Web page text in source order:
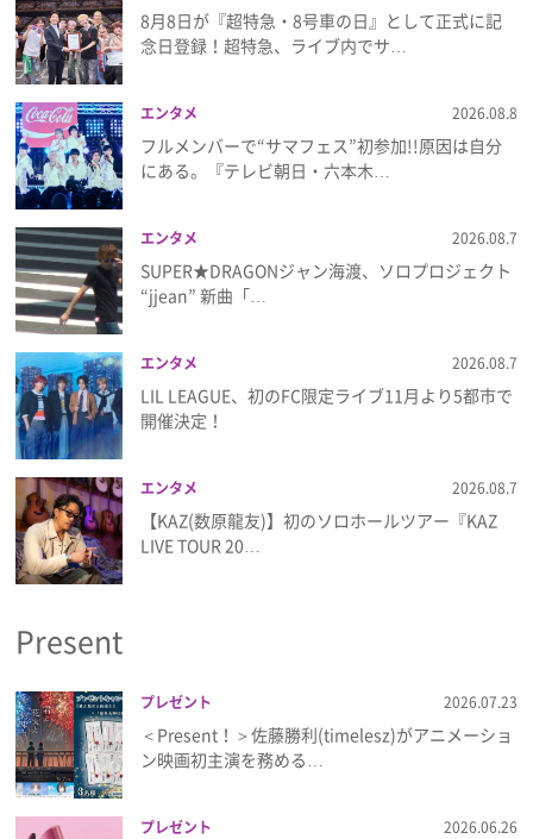
8月8日が『超特急・8号車の日』として正式に記
念日登録！超特急、ライブ内でサ…
エンタメ 2026.08.8
フルメンバーで“サマフェス”初参加!!原因は自分
にある。『テレビ朝日・六本木…
エンタメ 2026.08.7
SUPER★DRAGONジャン海渡、ソロプロジェクト
“jjean” 新曲「…
エンタメ 2026.08.7
LIL LEAGUE、初のFC限定ライブ11月より5都市で
開催決定！
エンタメ 2026.08.7
【KAZ(数原龍友)】初のソロホールツアー『KAZ
LIVE TOUR 20…
Present
プレゼント 2026.07.23
＜Present！＞佐藤勝利(timelesz)がアニメーショ
ン映画初主演を務める…
プレゼント 2026.06.26